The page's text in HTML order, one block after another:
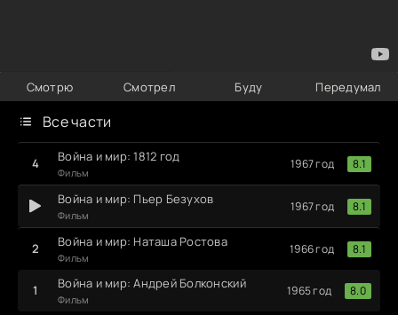
Смотрю Смотрел Буду Передумал
Все части
Война и мир: Андрей Болконский
Фильм
1965 год 8.0
Война и мир: Наташа Ростова
Фильм
1966 год 8.1
Война и мир: Пьер Безухов
Фильм
1967 год 8.1
Война и мир: 1812 год
Фильм
1967 год 8.1